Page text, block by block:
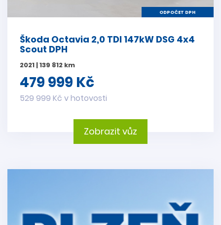
ODPOČET DPH
Škoda Octavia 2,0 TDI 147kW DSG 4x4
Scout DPH
2021 | 139 812 km
479 999 Kč
529 999 Kč v hotovosti
Zobrazit vůz